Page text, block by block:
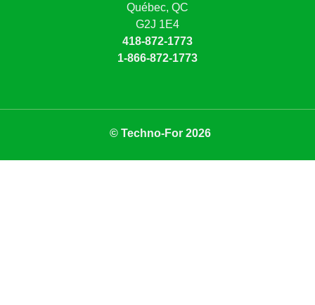
Québec, QC
G2J 1E4
418-872-1773
1-866-872-1773
© Techno-For 2026